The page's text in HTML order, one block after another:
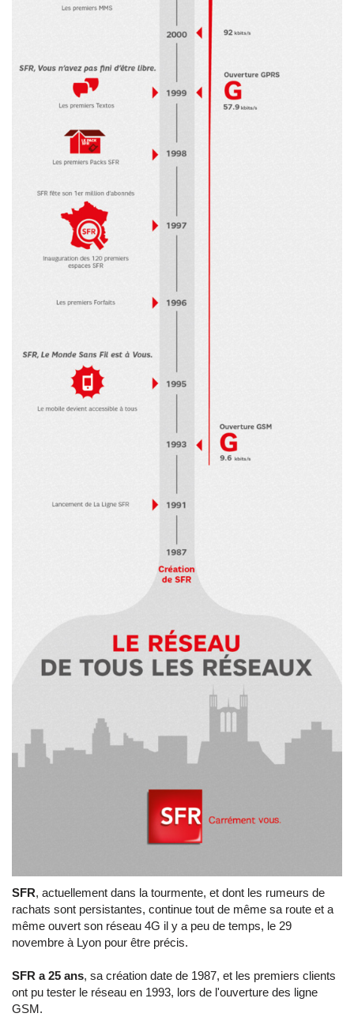
SFR, actuellement dans la tourmente, et dont les rumeurs de
rachats sont persistantes, continue tout de même sa route et a
même ouvert son réseau 4G il y a peu de temps, le 29
novembre à Lyon pour être précis.
SFR a 25 ans, sa création date de 1987, et les premiers clients
ont pu tester le réseau en 1993, lors de l'ouverture des ligne
GSM.